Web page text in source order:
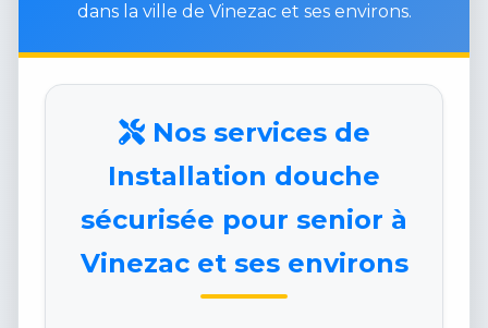
dans la ville de Vinezac et ses environs.
Nos services de
Installation douche
sécurisée pour senior à
Vinezac et ses environs